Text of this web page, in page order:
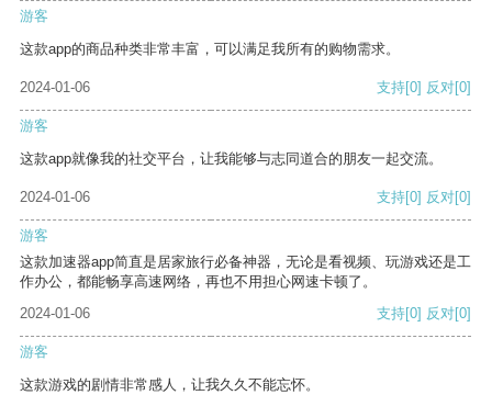
游客
这款app的商品种类非常丰富，可以满足我所有的购物需求。
2024-01-06 支持[0] 反对[0]
游客
这款app就像我的社交平台，让我能够与志同道合的朋友一起交流。
2024-01-06 支持[0] 反对[0]
游客
这款加速器app简直是居家旅行必备神器，无论是看视频、玩游戏还是工
作办公，都能畅享高速网络，再也不用担心网速卡顿了。
2024-01-06
支持[0] 反对[0]
游客
这款游戏的剧情非常感人，让我久久不能忘怀。